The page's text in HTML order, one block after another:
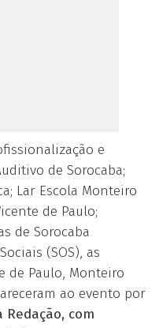
e
de Sorocaba;
Lar Escola Monteiro
de Paulo;
de Sorocaba
(SOS), as
de Paulo, Monteiro
ao evento por
Redação, com